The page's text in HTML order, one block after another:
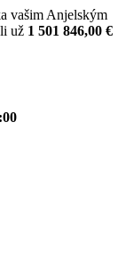
vašim Anjelským
už 1 501 846,00 €